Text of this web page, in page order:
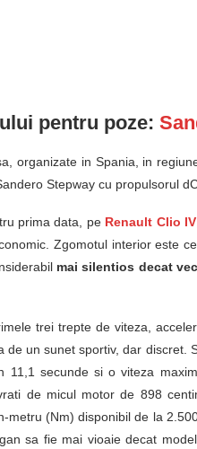
pentru poze:
organizate in Spania, in
Stepway cu propulsorul
prima data, pe Renault Clio IV
Zgomotul interior este
mai silentios decat
trei trepte de viteza,
de un sunet sportiv, dar discret.
11,1 secunde si o viteza
de micul motor de 898
metru (Nm) disponibil de la
sa fie mai vioaie decat